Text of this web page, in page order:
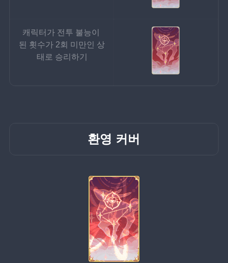
캐릭터가 전투 불능이
된 횟수가 2회 미만인 상
태로 승리하기
환영 커버